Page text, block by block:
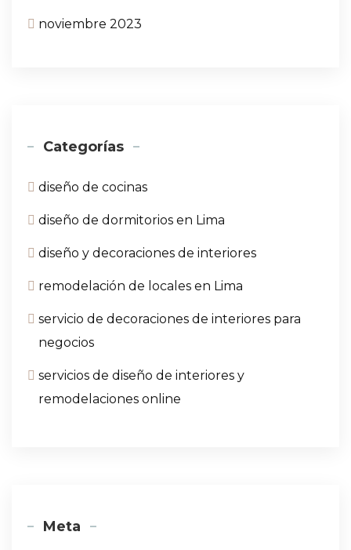
noviembre 2023
Categorías
diseño de cocinas
diseño de dormitorios en Lima
diseño y decoraciones de interiores
remodelación de locales en Lima
servicio de decoraciones de interiores para
negocios
servicios de diseño de interiores y
remodelaciones online
Meta